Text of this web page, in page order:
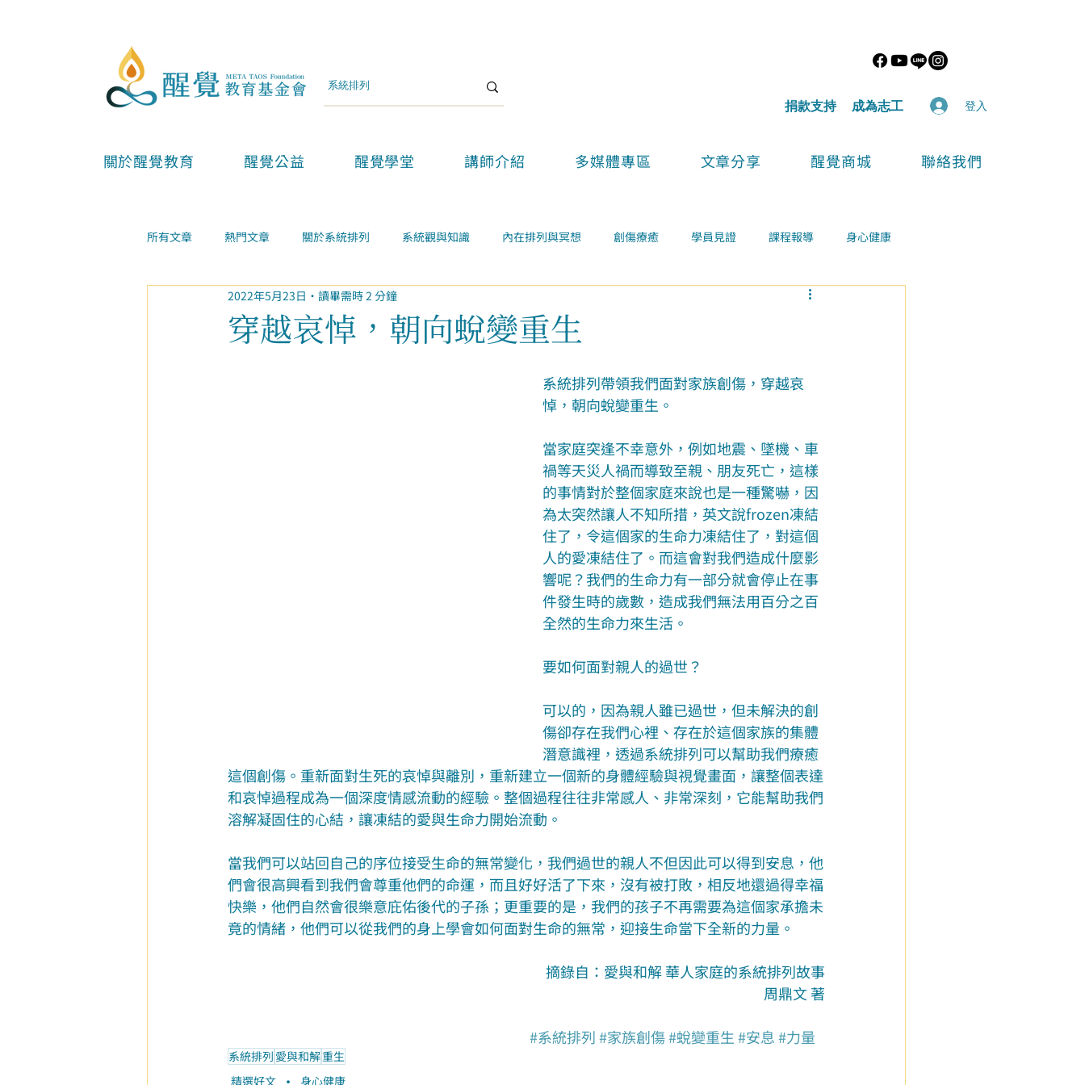
​捐款支持 ​成為志工 登入
關於醒覺教育 醒覺公益 醒覺學堂 講師介紹 多媒體專區 文章分享 醒覺商城 聯絡我們
所有文章 熱門文章 關於系統排列 系統觀與知識 內在排列與冥想 創傷療癒 學員見證 課程報導 身心健康
金錢事業 家庭關係
穿越哀悼，朝向蛻變重生
2022年5月23日 讀畢需時 2 分鐘
系統排列帶領我們面對家族創傷，穿越哀
悼，朝向蛻變重生。
當家庭突逢不幸意外，例如地震、墜機、車
禍等天災人禍而導致至親、朋友死亡，這樣
的事情對於整個家庭來說也是一種驚嚇，因
為太突然讓人不知所措，英文說frozen凍結
住了，令這個家的生命力凍結住了，對這個
人的愛凍結住了。而這會對我們造成什麼影
響呢？我們的生命力有一部分就會停止在事
件發生時的歲數，造成我們無法用百分之百
全然的生命力來生活。
要如何面對親人的過世？
可以的，因為親人雖已過世，但未解決的創
傷卻存在我們心裡、存在於這個家族的集體
潛意識裡，透過系統排列可以幫助我們療癒
這個創傷。重新面對生死的哀悼與離別，重新建立一個新的身體經驗與視覺畫面，讓整個表達
和哀悼過程成為一個深度情感流動的經驗。整個過程往往非常感人、非常深刻，它能幫助我們
溶解凝固住的心結，讓凍結的愛與生命力開始流動。
當我們可以站回自己的序位接受生命的無常變化，我們過世的親人不但因此可以得到安息，他
們會很高興看到我們會尊重他們的命運，而且好好活了下來，沒有被打敗，相反地還過得幸福
快樂，他們自然會很樂意庇佑後代的子孫；更重要的是，我們的孩子不再需要為這個家承擔未
竟的情緒，他們可以從我們的身上學會如何面對生命的無常，迎接生命當下全新的力量。
摘錄自：愛與和解 華人家庭的系統排列故事
周鼎文 著
#系統排列#家族創傷#蛻變重生#安息#力量
系統排列 愛與和解重生
精選好文
身心健康